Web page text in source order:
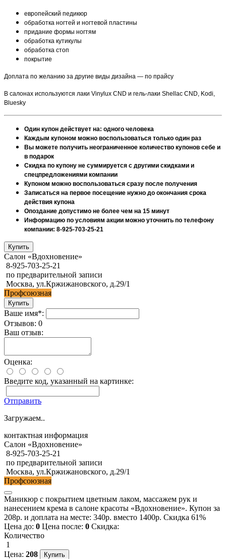
европейский педикюр
обработка ногтей и ногтевой пластины
придание формы ногтям
обработка кутикулы
обработка стоп
покрытие
Доплата по желанию за другие виды дизайна — по прайсу
В салонах используются лаки Vinylux CND и гель-лаки Shellac CND, Kodi,
Bluesky
Один купон действует на: одного человека
Каждым купоном можно воспользоваться только один раз
Вы можете получить неограниченное количество купонов себе и
в подарок
Скидка по купону не суммируется с другими скидками и
спецпредложениями компании
Купоном можно воспользоваться сразу после получения
Записаться на первое посещение нужно до окончания срока
действия купона
Опоздание допустимо не более чем на 15 минут
Информацию по условиям акции можно уточнить по телефону
компании: 8-925-703-25-21
Салон «Вдохновение»
8-925-703-25-21
по предварительной записи
Москва, ул.Кржижановского, д.29/1
Профсоюзная
Ваше имя*:
Отзывов: 0
Ваш отзыв:
Оценка:
Введите код, указанный на картинке:
Отправить
Загружаем..
контактная информация
Салон «Вдохновение»
8-925-703-25-21
по предварительной записи
Москва, ул.Кржижановского, д.29/1
Профсоюзная
Маникюр с покрытием цветным лаком, массажем рук и
нанесением крема в салоне красоты «Вдохновение». Купон за
208р. и доплата на месте: 340р. вместо 1400р. Скидка 61%
Цена до: 0 Цена после: 0 Скидка:
Количество
1
Цена: 208